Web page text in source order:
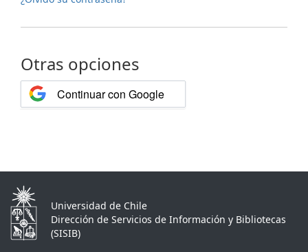
Otras opciones
Continuar con Google
Universidad de Chile
Dirección de Servicios de Información y Bibliotecas
(SISIB)